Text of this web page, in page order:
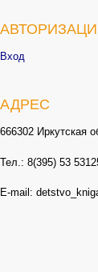
Вход
АДРЕС
666302 Иркутская
Тел.: 8(395) 53
E-mail: